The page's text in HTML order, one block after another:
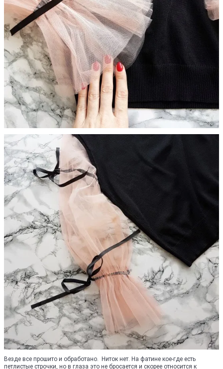
Везде все прошито и обработано. Ниток нет. На фатине кое-где есть
петлистые строчки, но в глаза это не бросается и скорее относится к